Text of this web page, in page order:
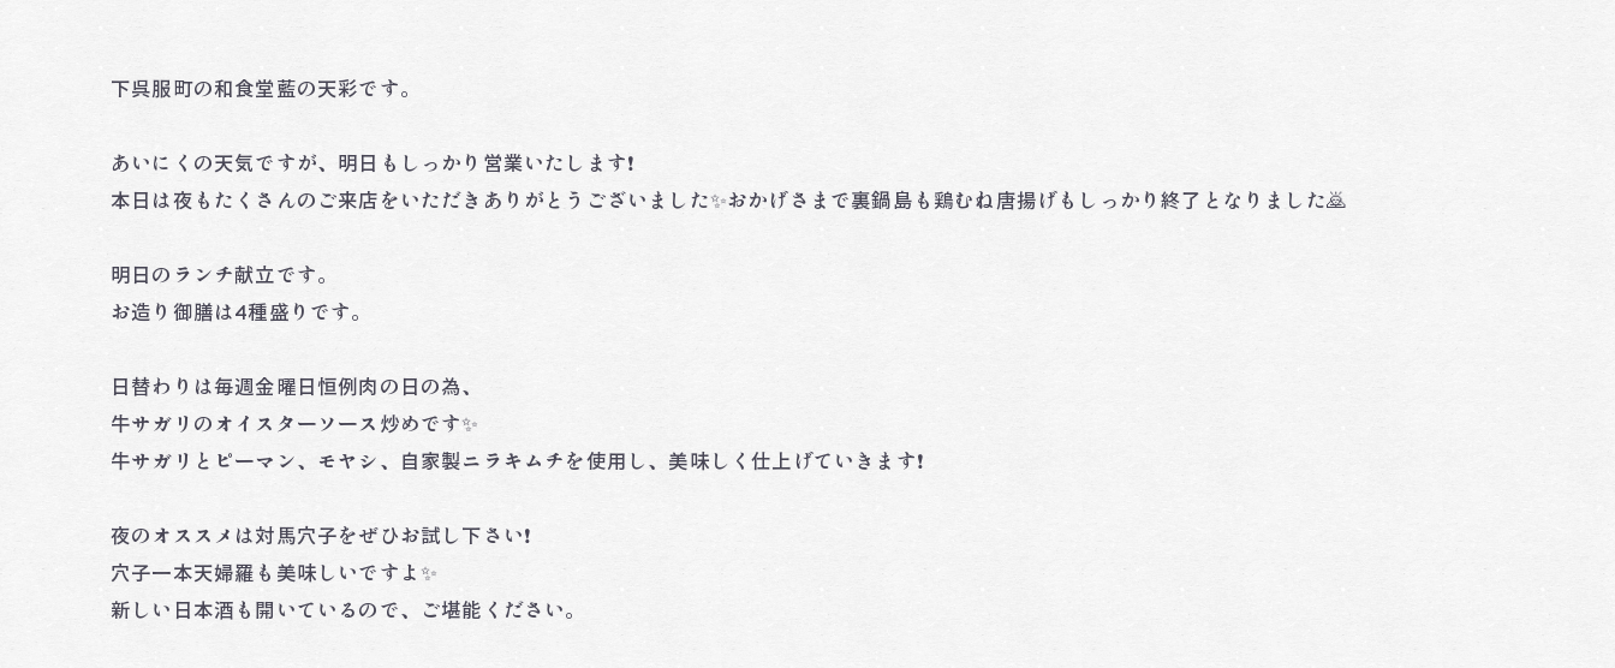
下呉服町の和食堂藍の天彩です。
あいにくの天気ですが、明日もしっかり営業いたします❗️
本日は夜もたくさんのご来店をいただきありがとうございました✨おかげさまで裏鍋島も鶏むね唐揚げもしっかり終了となりました🙇
明日のランチ献立です。
お造り御膳は4種盛りです。
日替わりは毎週金曜日恒例肉の日の為、
牛サガリのオイスターソース炒めです✨
牛サガリとピーマン、モヤシ、自家製ニラキムチを使用し、美味しく仕上げていきます❗️
夜のオススメは対馬穴子をぜひお試し下さい❗️
穴子一本天婦羅も美味しいですよ✨
新しい日本酒も開いているので、ご堪能ください。